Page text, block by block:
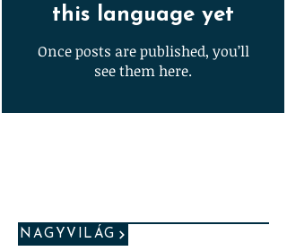
this language yet
Once posts are published, you’ll
see them here.
NAGYVILÁG